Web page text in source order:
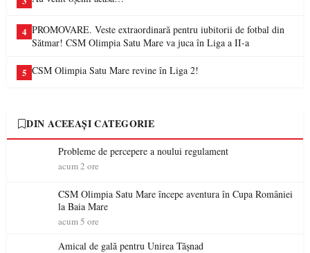
4 PROMOVARE. Veste extraordinară pentru iubitorii de fotbal din
Sătmar! CSM Olimpia Satu Mare va juca în Liga a II-a
5 CSM Olimpia Satu Mare revine în Liga 2!
DIN ACEEAȘI CATEGORIE
Probleme de percepere a noului regulament
acum 2 ore
CSM Olimpia Satu Mare începe aventura în Cupa României
la Baia Mare
acum 5 ore
Amical de gală pentru Unirea Tășnad